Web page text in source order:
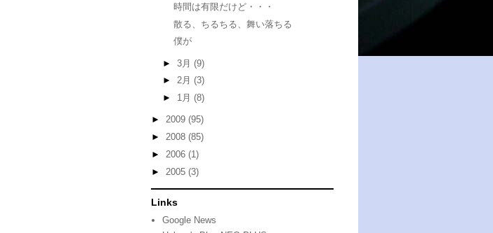
時間は有限だけど・・・
散る、ちるちる、舞い落ちる
僕が
► 3月 (9)
► 2月 (3)
► 1月 (8)
► 2009 (95)
► 2008 (85)
► 2006 (1)
► 2005 (3)
Links
Google News